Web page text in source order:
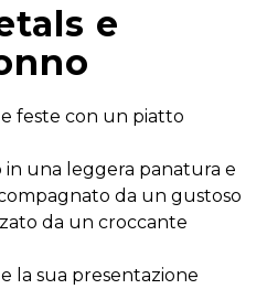
e
feste con un piatto
una leggera panatura e
da un gustoso
da un croccante
la sua presentazione